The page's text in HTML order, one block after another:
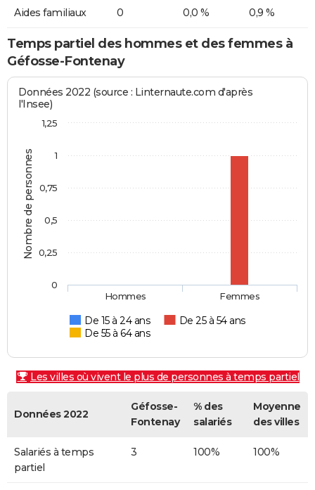
Aides familiaux 0 0,0 % 0,9 %
Temps partiel des hommes et des femmes à
Géfosse-Fontenay
Nombre de personnes
Données 2022 (source : Linternaute.com d'après
l'Insee)
De 15 à 24 ans
De 25 à 54 ans
De 55 à 64 ans
Hommes Femmes
0
0,25
0,5
0,75
1
1,25
Les villes où vivent le plus de personnes à temps partiel
Données 2022
Géfosse-
Fontenay
% des
salariés
Moyenne
des villes
Salariés à temps
partiel
3 100% 100%